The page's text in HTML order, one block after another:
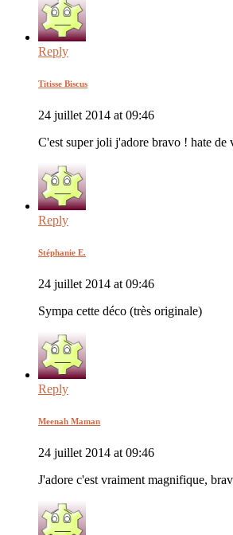
Reply
Titisse Biscus
24 juillet 2014 at 09:46
C'est super joli j'adore bravo ! hate de
Reply
Stéphanie E.
24 juillet 2014 at 09:46
Sympa cette déco (très originale)
Reply
Meenah Maman
24 juillet 2014 at 09:46
J'adore c'est vraiment magnifique,